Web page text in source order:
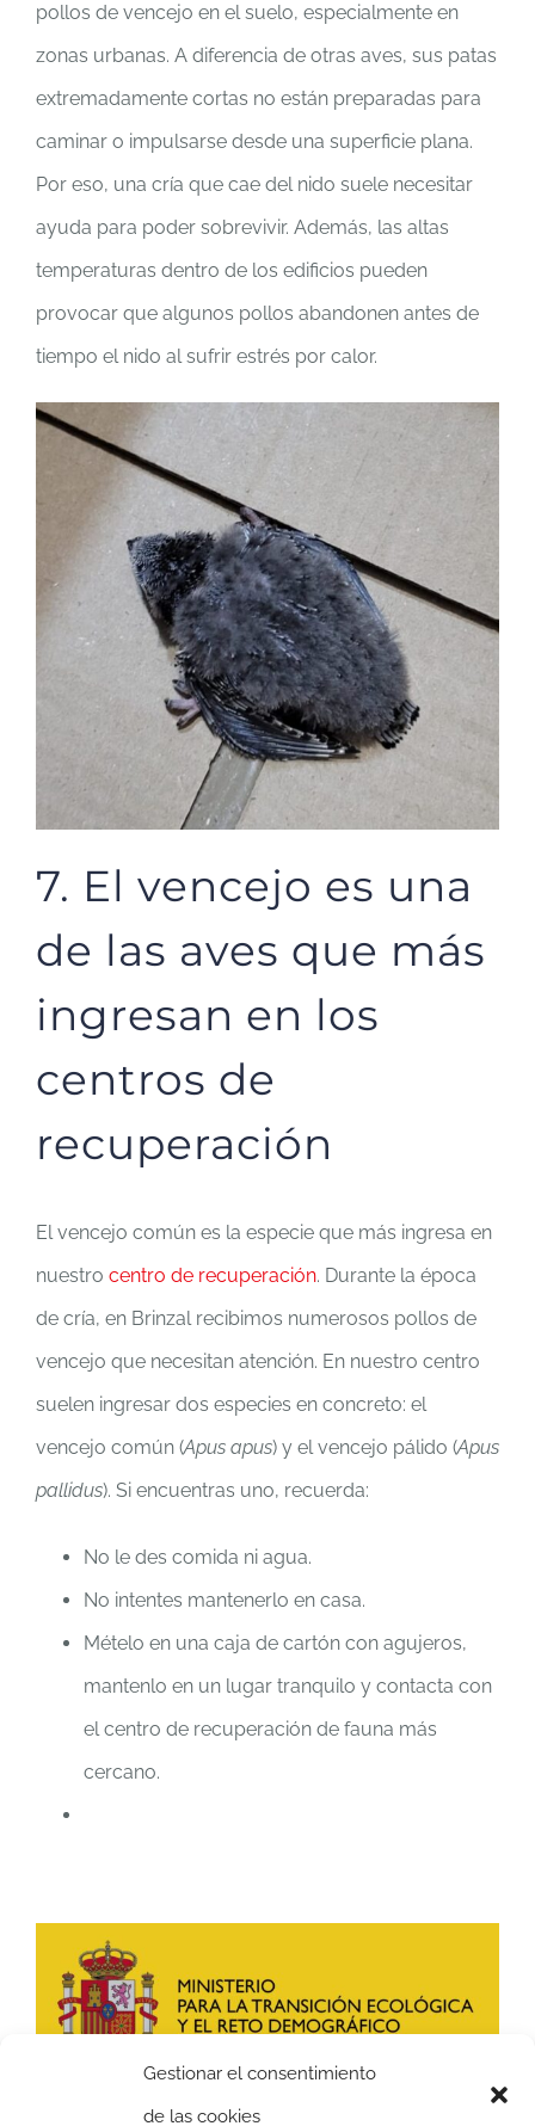
Gestionar el consentimiento
de las cookies
pollos de vencejo en el suelo, especialmente en
zonas urbanas. A diferencia de otras aves, sus patas
extremadamente cortas no están preparadas para
caminar o impulsarse desde una superficie plana.
Por eso, una cría que cae del nido suele necesitar
ayuda para poder sobrevivir. Además, las altas
temperaturas dentro de los edificios pueden
provocar que algunos pollos abandonen antes de
tiempo el nido al sufrir estrés por calor.
7. El vencejo es una
de las aves que más
ingresan en los
centros de
recuperación
El vencejo común es la especie que más ingresa en
nuestro centro de recuperación. Durante la época
de cría, en Brinzal recibimos numerosos pollos de
vencejo que necesitan atención. En nuestro centro
suelen ingresar dos especies en concreto: el
vencejo común (Apus apus) y el vencejo pálido (Apus
pallidus). Si encuentras uno, recuerda:
No le des comida ni agua.
No intentes mantenerlo en casa.
Mételo en una caja de cartón con agujeros,
mantenlo en un lugar tranquilo y contacta con
el centro de recuperación de fauna más
cercano.
Esta investigación ha sido financiada por el